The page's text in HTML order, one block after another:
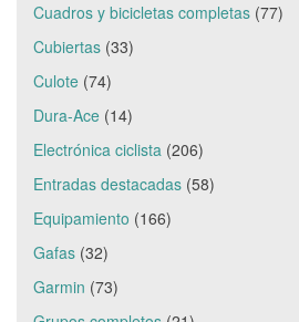
Cuadros y bicicletas completas (77)
Cubiertas (33)
Culote (74)
Dura-Ace (14)
Electrónica ciclista (206)
Entradas destacadas (58)
Equipamiento (166)
Gafas (32)
Garmin (73)